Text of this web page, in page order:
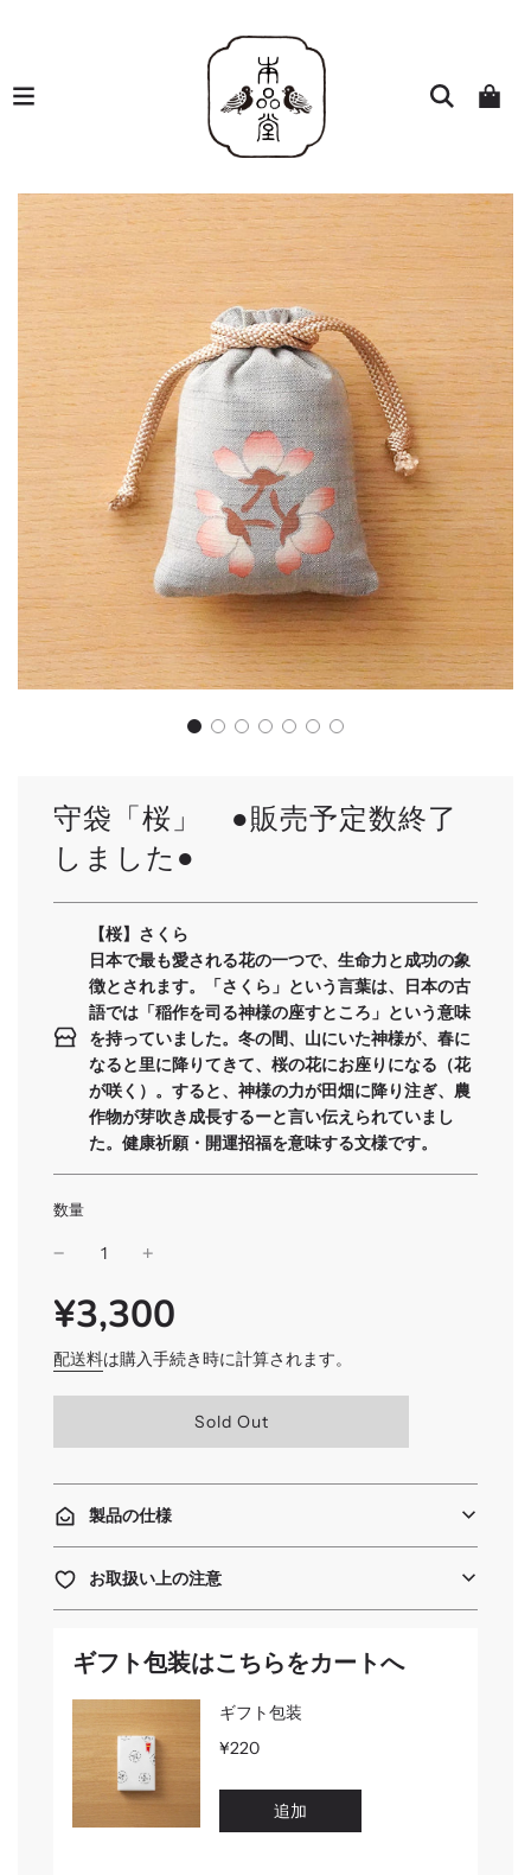
守袋「桜」 ●販売予定数終了
しました●
【桜】さくら
日本で最も愛される花の一つで、生命力と成功の象
徴とされます。「さくら」という言葉は、日本の古
語では「稲作を司る神様の座すところ」という意味
を持っていました。冬の間、山にいた神様が、春に
なると里に降りてきて、桜の花にお座りになる（花
が咲く）。すると、神様の力が田畑に降り注ぎ、農
作物が芽吹き成長するーと言い伝えられていまし
た。健康祈願・開運招福を意味する文様です。
数量
SALE
PRICE
通
常
価
格
¥3,300
配送料は購入手続き時に計算されます。
読
み
.
Sold Out
製品の仕様
お取扱い上の注意
ギフト包装はこちらをカートへ